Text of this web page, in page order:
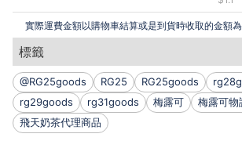
實際運費金額以購物車結算或是到貨時收取的金額為
標籤
@RG25goods RG25 RG25goods
rg29goods
rg31goods 梅露可
梅露可物
飛天奶茶代理商品